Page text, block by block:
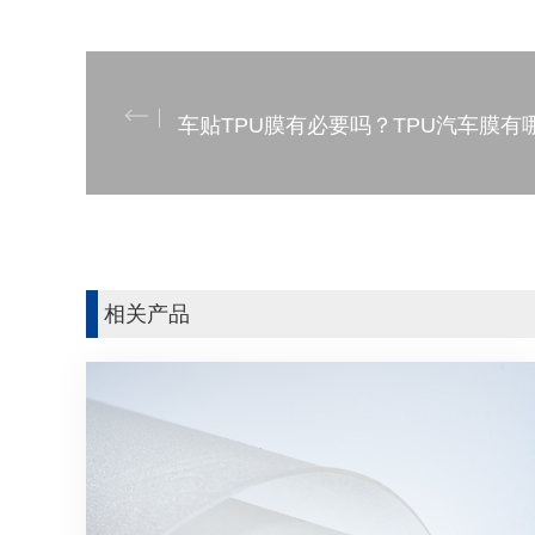
车贴TPU膜有必要吗？TPU汽车膜有
相关产品